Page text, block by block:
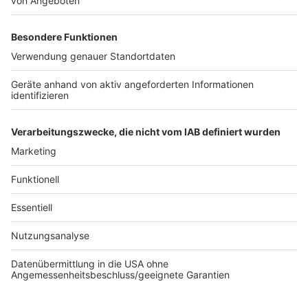
Baumhausbewohner konnte sich laut den Richtern
Versammlungsfreiheit berufen, weil es bei seinem
Protest am notwendigen Merkmal „friedlich und ohne
Waffen“ gefehlt habe. Das Oberverwaltungsgericht
hat keine Revision gegen das Urteil zugelassen,
dagegen könne eine Nicht-Zulassungsbeschwerde
beim Bundesverwaltungsgericht erhoben werden.
Anzeige
Anzeige